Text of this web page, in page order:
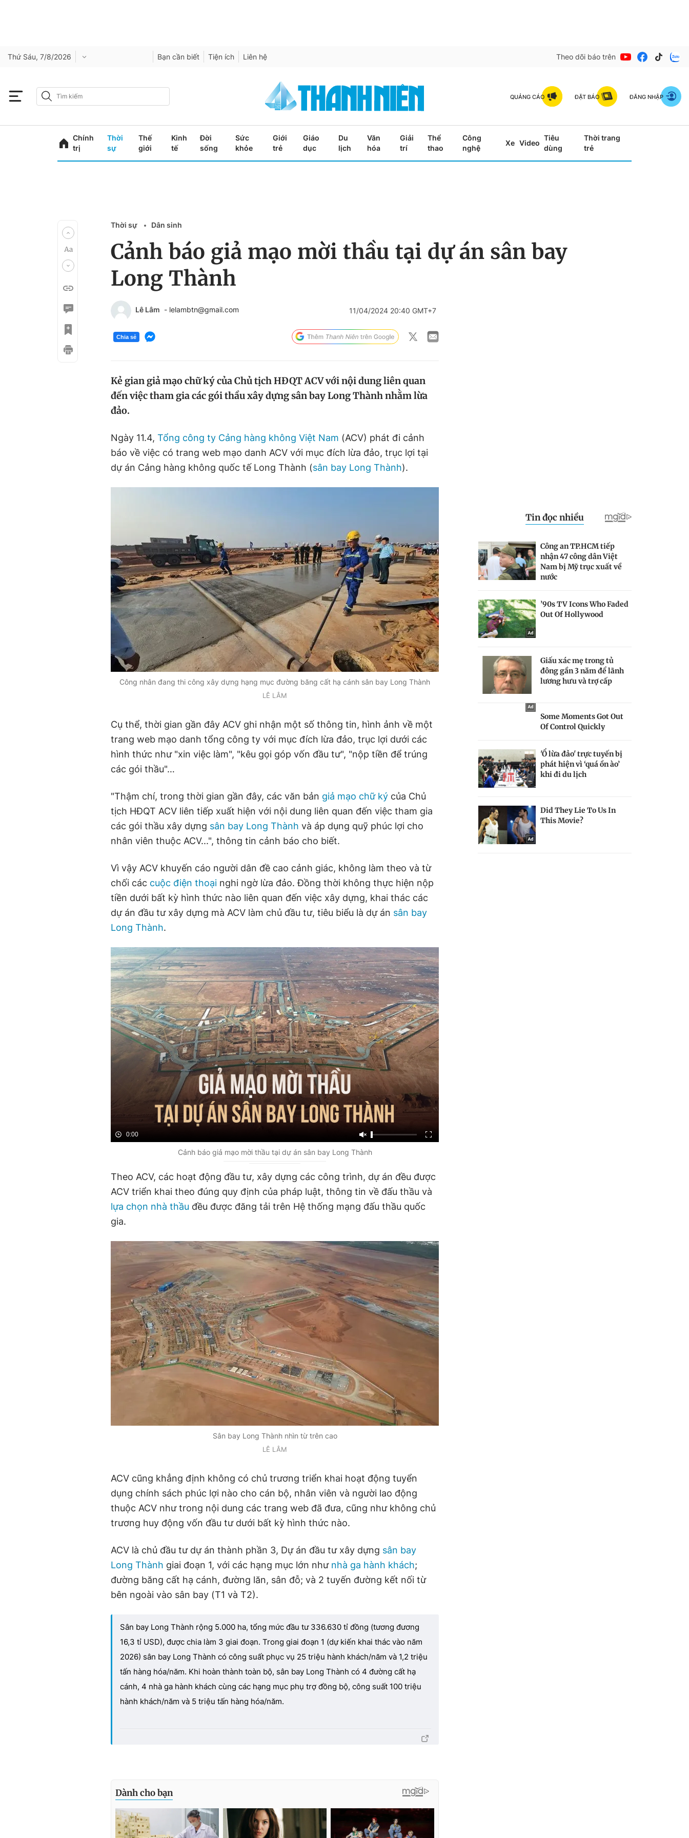
Thứ Sáu, 7/8/2026 Bạn cần biết Tiện ích Liên hệ Theo dõi báo trên
QUẢNG CÁO ĐẶT BÁO ĐĂNG NHẬP
Chính
trị
Thời
sự
Thế
giới
Kinh
tế
Đời
sống
Sức
khỏe
Giới
trẻ
Giáo
dục
Du
lịch
Văn
hóa
Giải
trí
Thể
thao
Công
nghệ
Xe Video
Tiêu
dùng
Thời trang
trẻ
Thời sự Dân sinh
Cảnh báo giả mạo mời thầu tại dự án sân bay
Long Thành
Lê Lâm - lelambtn@gmail.com 11/04/2024 20:40 GMT+7
Chia sẻ
Kẻ gian giả mạo chữ ký của Chủ tịch HĐQT ACV với nội dung liên quan
đến việc tham gia các gói thầu xây dựng sân bay Long Thành nhằm lừa
đảo.
Ngày 11.4, Tổng công ty Cảng hàng không Việt Nam (ACV) phát đi cảnh
báo về việc có trang web mạo danh ACV với mục đích lừa đảo, trục lợi tại
dự án Cảng hàng không quốc tế Long Thành (sân bay Long Thành).
Công nhân đang thi công xây dựng hạng mục đường băng cất hạ cánh sân bay Long Thành
LÊ LÂM
Cụ thể, thời gian gần đây ACV ghi nhận một số thông tin, hình ảnh về một
trang web mạo danh tổng công ty với mục đích lừa đảo, trục lợi dưới các
hình thức như "xin việc làm", "kêu gọi góp vốn đầu tư", "nộp tiền để trúng
các gói thầu"…
"Thậm chí, trong thời gian gần đây, các văn bản giả mạo chữ ký của Chủ
tịch HĐQT ACV liên tiếp xuất hiện với nội dung liên quan đến việc tham gia
các gói thầu xây dựng sân bay Long Thành và áp dụng quỹ phúc lợi cho
nhân viên thuộc ACV...", thông tin cảnh báo cho biết.
Vì vậy ACV khuyến cáo người dân đề cao cảnh giác, không làm theo và từ
chối các cuộc điện thoại nghi ngờ lừa đảo. Đồng thời không thực hiện nộp
tiền dưới bất kỳ hình thức nào liên quan đến việc xây dựng, khai thác các
dự án đầu tư xây dựng mà ACV làm chủ đầu tư, tiêu biểu là dự án sân bay
Long Thành.
0:00
Cảnh báo giả mạo mời thầu tại dự án sân bay Long Thành
Theo ACV, các hoạt động đầu tư, xây dựng các công trình, dự án đều được
ACV triển khai theo đúng quy định của pháp luật, thông tin về đấu thầu và
lựa chọn nhà thầu đều được đăng tải trên Hệ thống mạng đấu thầu quốc
gia.
Sân bay Long Thành nhìn từ trên cao
LÊ LÂM
ACV cũng khẳng định không có chủ trương triển khai hoạt động tuyển
dụng chính sách phúc lợi nào cho cán bộ, nhân viên và người lao động
thuộc ACV như trong nội dung các trang web đã đưa, cũng như không chủ
trương huy động vốn đầu tư dưới bất kỳ hình thức nào.
ACV là chủ đầu tư dự án thành phần 3, Dự án đầu tư xây dựng sân bay
Long Thành giai đoạn 1, với các hạng mục lớn như nhà ga hành khách;
đường băng cất hạ cánh, đường lăn, sân đỗ; và 2 tuyến đường kết nối từ
bên ngoài vào sân bay (T1 và T2).
Sân bay Long Thành rộng 5.000 ha, tổng mức đầu tư 336.630 tỉ đồng (tương đương
16,3 tỉ USD), được chia làm 3 giai đoạn. Trong giai đoạn 1 (dự kiến khai thác vào năm
2026) sân bay Long Thành có công suất phục vụ 25 triệu hành khách/năm và 1,2 triệu
tấn hàng hóa/năm. Khi hoàn thành toàn bộ, sân bay Long Thành có 4 đường cất hạ
cánh, 4 nhà ga hành khách cùng các hạng mục phụ trợ đồng bộ, công suất 100 triệu
hành khách/năm và 5 triệu tấn hàng hóa/năm.